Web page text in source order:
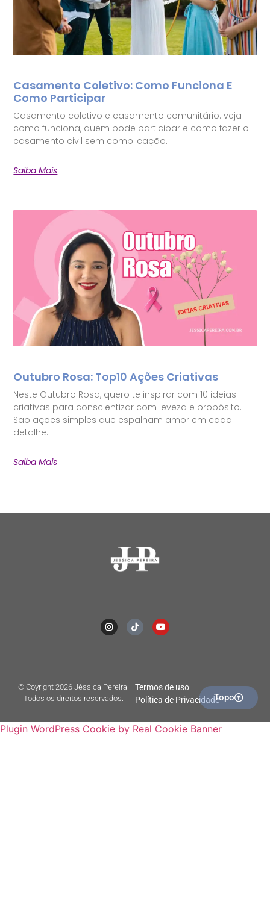
Casamento Coletivo: Como Funciona E
Como Participar
Casamento coletivo e casamento comunitário: veja
como funciona, quem pode participar e como fazer o
casamento civil sem complicação.
Saiba Mais
Outubro Rosa: Top10 Ações Criativas
Neste Outubro Rosa, quero te inspirar com 10 ideias
criativas para conscientizar com leveza e propósito.
São ações simples que espalham amor em cada
detalhe.
Saiba Mais
© Coyright 2026 Jéssica Pereira.
Todos os direitos reservados.
Termos de uso
Política de PrivacidadeTopo
Plugin WordPress Cookie by Real Cookie Banner